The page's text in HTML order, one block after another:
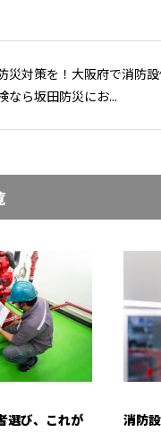
災対策を！大阪府で消防
なら坂田防災にお...
選び、これが
消防